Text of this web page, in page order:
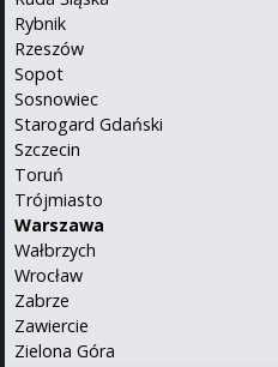
Rybnik
Rzeszów
Sopot
Sosnowiec
Starogard Gdański
Szczecin
Toruń
Trójmiasto
Warszawa
Wałbrzych
Wrocław
Zabrze
Zawiercie
Zielona Góra